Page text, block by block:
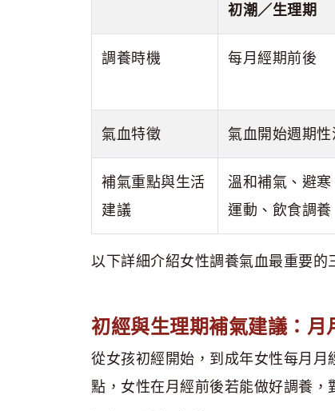
初潮／生理期
調養時機 每月經期前後
氣血特徵 氣血開始週期性
補氣重點與生活
建議
溫和補氣、避寒
運動、飲食調養
以下詳細介紹女性調養氣血最重要的
初經與生理期補氣建議：月
從女孩初經開始，到成年女性每月
點，女性在月經前後若能做好調養，